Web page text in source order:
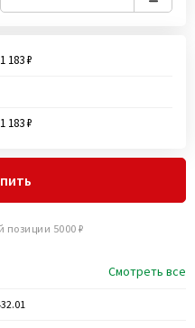
Смотреть все
1 183 ₽
1 183 ₽
5000 ₽